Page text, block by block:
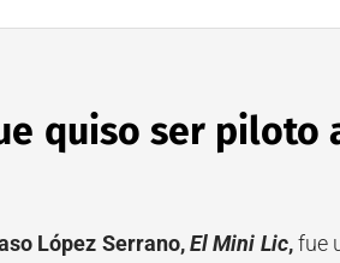
quiso ser
López Serrano,El Mini Lic,fue